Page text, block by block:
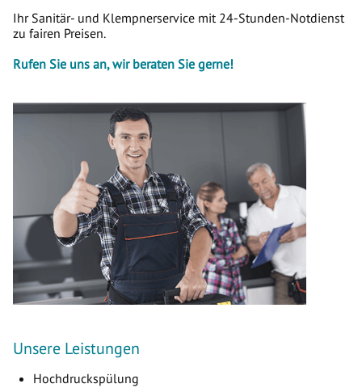
Ihr Sanitär- und Klempnerservice mit 24-Stunden-Notdienst
zu fairen Preisen.
Rufen Sie uns an, wir beraten Sie gerne!
Unsere Leistungen
Hochdruckspülung